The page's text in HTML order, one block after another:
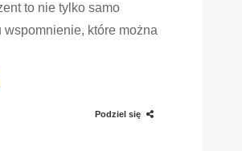
to nie tylko samo
które można
Podziel się